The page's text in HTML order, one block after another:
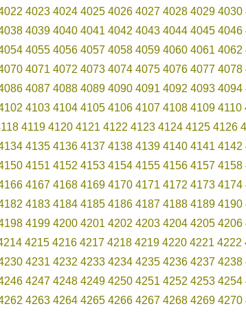
4023 4024 4025 4026 4027 4028 4029 4030
4039 4040 4041 4042 4043 4044 4045 4046
4055 4056 4057 4058 4059 4060 4061 4062
4071 4072 4073 4074 4075 4076 4077 4078
4087 4088 4089 4090 4091 4092 4093 4094
4103 4104 4105 4106 4107 4108 4109 4110
4119 4120 4121 4122 4123 4124 4125 4126
4135 4136 4137 4138 4139 4140 4141 4142
4151 4152 4153 4154 4155 4156 4157 4158
4167 4168 4169 4170 4171 4172 4173 4174
4183 4184 4185 4186 4187 4188 4189 4190
4199 4200 4201 4202 4203 4204 4205 4206
4215 4216 4217 4218 4219 4220 4221 4222
4231 4232 4233 4234 4235 4236 4237 4238
4247 4248 4249 4250 4251 4252 4253 4254
4263 4264 4265 4266 4267 4268 4269 4270